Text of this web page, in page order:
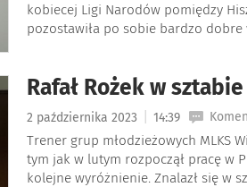
kobiecej Ligi Narodów pomiędzy
pozostawiła po sobie bardzo dobre
Rafał Rożek w
2 października 2023 14:39
Trener grup młodzieżowych MLKS
tym jak w lutym rozpoczął pracę w
kolejne wyróżnienie. Znalazł się w